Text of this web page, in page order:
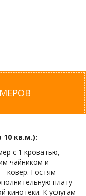
кв.м.):
с 1 кроватью,
чайником и
ковер. Гостям
плату
К услугам